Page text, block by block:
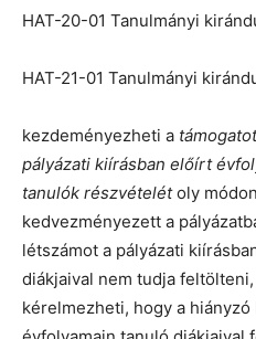
HAT-20-01 Tanulmányi
HAT-21-01 Tanulmányi
kezdeményezheti a
pályázati kiírásban előírt
tanulók részvételétoly
kedvezményezett a
létszámot a pályázati
diákjaival nem tudja
kérelmezheti, hogy a